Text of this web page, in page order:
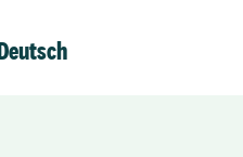
Deutsch